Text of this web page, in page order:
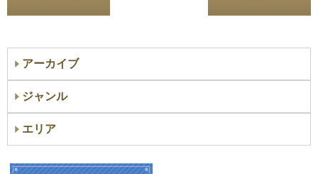
アーカイブ
ジャンル
エリア